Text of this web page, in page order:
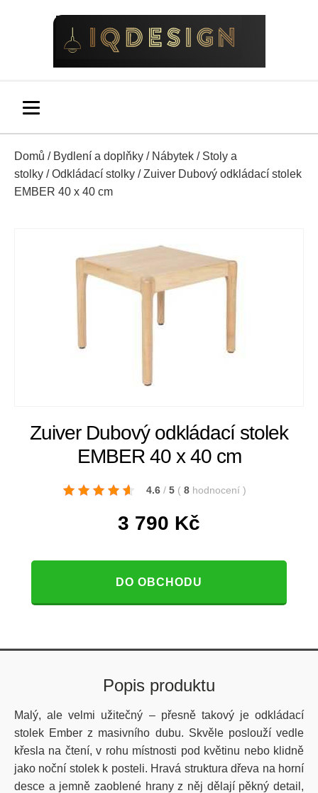
Domů / Bydlení a doplňky / Nábytek / Stoly a
stolky /Odkládací stolky / Zuiver Dubový odkládací stolek
EMBER 40 x 40 cm
Zuiver Dubový odkládací stolek
EMBER 40 x 40 cm
4.6 / 5 ( 8 hodnocení )
3 790 Kč
DO OBCHODU
Popis produktu
Malý, ale velmi užitečný – přesně takový je odkládací
stolek Ember z masivního dubu. Skvěle poslouží vedle
křesla na čtení, v rohu místnosti pod květinu nebo klidně
jako noční stolek k posteli. Hravá struktura dřeva na horní
desce a jemně zaoblené hrany z něj dělají pěkný detail,